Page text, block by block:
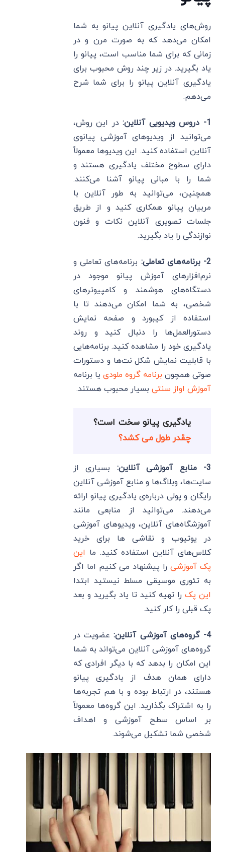
روش‌های یادگیری آنلاین پیانو به شما
امکان می‌دهد که به صورت مرن و در
زمانی که برای شما مناسب است، پیانو را
یاد بگیرید. در زیر چند روش محبوب برای
یادگیری آنلاین پیانو را برای شما شرح
می‌دهم:
1- دروس ویدیویی آنلاین:
در این روش،
می‌توانید از ویدیوهای آموزشی پیانوی
آنلاین استفاده کنید. این ویدیوها معمولاً
دارای سطوح مختلف یادگیری هستند و
شما را با مبانی پیانو آشنا می‌کنند.
همچنین، می‌توانید به طور آنلاین با
مربیان پیانو همکاری کنید و از طریق
جلسات تصویری آنلاین نکات و فنون
نوازندگی را یاد بگیرید.
2- برنامه‌های تعاملی: برنامه‌های تعاملی و
نرم‌افزارهای آموزش پیانو موجود در
دستگاه‌های هوشمند و کامپیوترهای
شخصی، به شما امکان می‌دهند تا با
استفاده از کیبورد و صفحه نمایش
دستورالعمل‌ها را دنبال کنید و روند
یادگیری خود را مشاهده کنید. برنامه‌هایی
با قابلیت نمایش شکل نت‌ها و دستورات
صوتی همچون برنامه گروه ملودی یا برنامه
آموزش اواز سنتی بسیار محبوب هستند.
یادگیری پیانو سخت است؟
چقدر طول می کشد؟
3- منابع آموزشی آنلاین: بسیاری از
سایت‌ها، وبلاگ‌ها و منابع آموزشی آنلاین
رایگان و پولی درباره‌ی یادگیری پیانو ارائه
می‌دهند. می‌توانید از منابعی مانند
آموزشگاه‌های آنلاین، ویدیوهای آموزشی
در یوتیوب و نقاشی ها برای خرید
کلاس‌های آنلاین استفاده کنید. ما این
پک آموزشی را پیشنهاد می کنیم اما اگر
به تئوری موسیقی مسلط نیستید ابتدا
این پک را تهیه کنید تا یاد بگیرید و بعد
پک قبلی را کار کنید.
4- گروه‌های آموزشی آنلاین:عضویت در
گروه‌های آموزشی آنلاین می‌تواند به شما
این امکان را بدهد که با دیگر افرادی که
دارای همان هدف از یادگیری پیانو
هستند، در ارتباط بوده و با هم تجربه‌ها
را به اشتراک بگذارید. این گروه‌ها معمولاً
بر اساس سطح آموزشی و اهداف
شخصی شما تشکیل می‌شوند.